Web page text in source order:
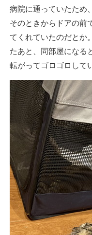
病院に通っていたため
そのときからドアの前
てくれていたのだとか
たあと、同部屋になる
転がってゴロゴロして